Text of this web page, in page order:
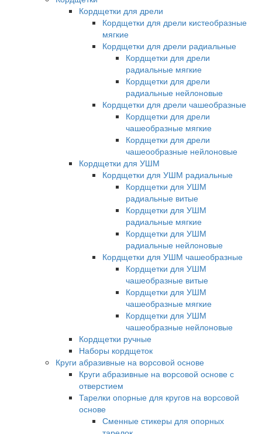
Кордщетки для дрели
Кордщетки для дрели кистеобразные
мягкие
Кордщетки для дрели радиальные
Кордщетки для дрели
радиальные мягкие
Кордщетки для дрели
радиальные нейлоновые
Кордщетки для дрели чашеобразные
Кордщетки для дрели
чашеобразные мягкие
Кордщетки для дрели
чашеообразные нейлоновые
Кордщетки для УШМ
Кордщетки для УШМ радиальные
Кордщетки для УШМ
радиальные витые
Кордщетки для УШМ
радиальные мягкие
Кордщетки для УШМ
радиальные нейлоновые
Кордщетки для УШМ чашеобразные
Кордщетки для УШМ
чашеобразные витые
Кордщетки для УШМ
чашеобразные мягкие
Кордщетки для УШМ
чашеобразные нейлоновые
Кордщетки ручные
Наборы кордщеток
Круги абразивные на ворсовой основе
Круги абразивные на ворсовой основе с
отверстием
Тарелки опорные для кругов на ворсовой
основе
Сменные стикеры для опорных